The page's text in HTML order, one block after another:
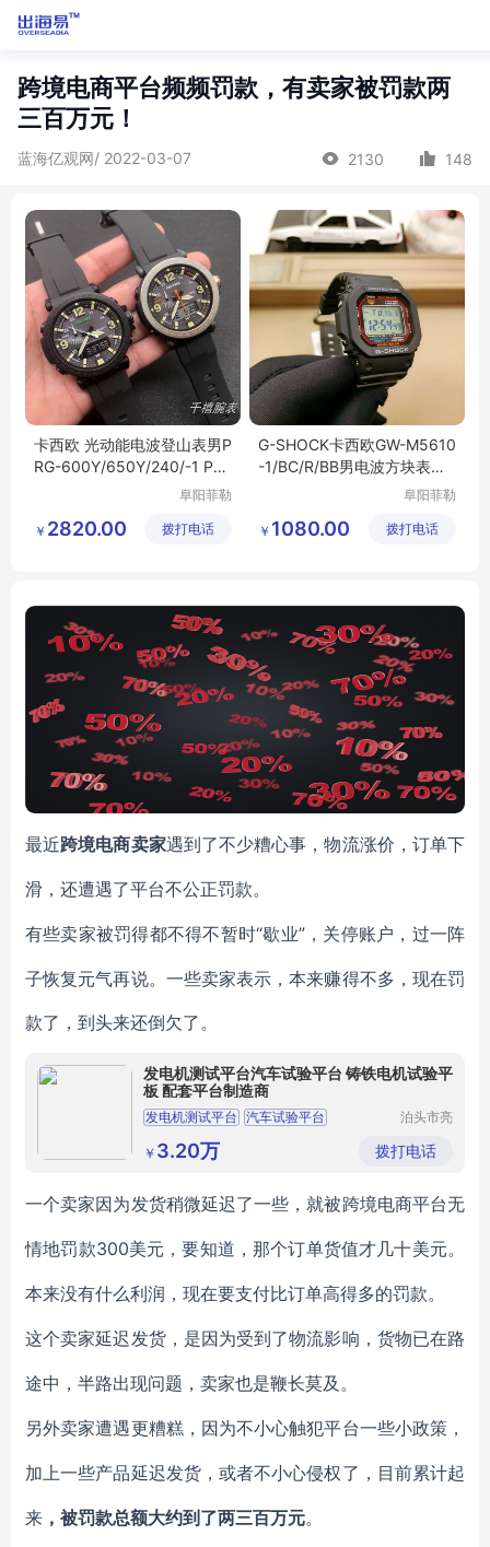
跨境电商平台频频罚款，有卖家被罚款两
三百万元！
蓝海亿观网/ 2022-03-07 2130 148
卡西欧 光动能电波登山表男P
RG-600Y/650Y/240/-1 PR
阜阳菲勒
公司
￥ 2820.00 拨打电话
G-SHOCK卡西欧GW-M5610
-1/BC/R/BB男电波方块表抬
阜阳菲勒
公司
￥ 1080.00 拨打电话
最近跨境电商卖家遇到了不少糟心事，物流涨价，订单下
滑，还遭遇了平台不公正罚款。
有些卖家被罚得都不得不暂时“歇业”，关停账户，过一阵
子恢复元气再说。一些卖家表示，本来赚得不多，现在罚
款了，到头来还倒欠了。
发电机测试平台汽车试验平台 铸铁电机试验平
板 配套平台制造商
发电机测试平台 汽车试验平台
电机试验平台
泊头市亮
备制造有
限公司
￥ 3.20万 拨打电话
一个卖家因为发货稍微延迟了一些，就被跨境电商平台无
情地罚款300美元，要知道，那个订单货值才几十美元。
本来没有什么利润，现在要支付比订单高得多的罚款。
这个卖家延迟发货，是因为受到了物流影响，货物已在路
途中，半路出现问题，卖家也是鞭长莫及。
另外卖家遭遇更糟糕，因为不小心触犯平台一些小政策，
加上一些产品延迟发货，或者不小心侵权了，目前累计起
来 ，被罚款总额大约到了两三百万元。